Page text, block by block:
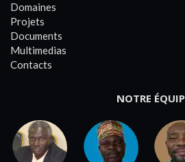
Domaines
Projets
Documents
Multimedias
Contacts
NOTRE